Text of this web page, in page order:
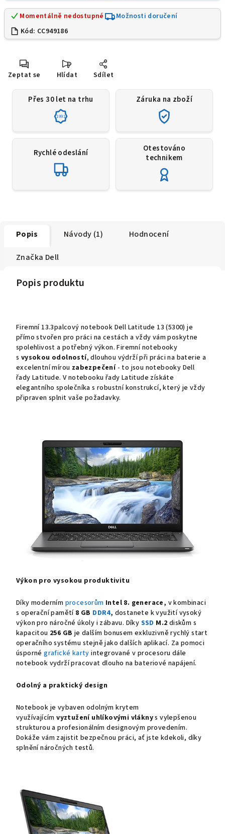
Momentálně nedostupné
Možnosti doručení
Kód: CC949186
Zeptat se Hlídat Sdílet
Přes 30 let na trhu
1991
Záruka na zboží
Rychlé odeslání
Otestováno
technikem
Popis Návody (1) Hodnocení
Značka Dell
Popis produktu
Firemní 13.3palcový notebook Dell Latitude 13 (5300) je
přímo stvořen pro práci na cestách a vždy vám poskytne
spolehlivost a potřebný výkon. Firemní notebooky
s vysokou odolností, dlouhou výdrží při práci na baterie a
excelentní mírou zabezpečení - to jsou notebooky Dell
řady Latitude. V notebooku řady Latitude získáte
elegantního společníka s robustní konstrukcí, který je vždy
připraven splnit vaše požadavky.
Výkon pro vysokou produktivitu
Díky moderním procesorům Intel 8. generace, v kombinaci
s operační pamětí 8 GB DDR4, dostanete k využití vysoký
výkon pro náročné úkoly i zábavu. Díky SSD M.2 diskům s
kapacitou 256 GB je dalším bonusem exkluzivně rychlý start
operačního systému stejně jako dalších aplikací. Za pomoci
úspornégrafické karty integrované v procesoru dále
notebook vydrží pracovat dlouho na bateriové napájení.
Odolný a praktický design
Notebook je vybaven odolným krytem
využívajícím vyztužení uhlíkovými vláknys vylepšenou
strukturou a profesionálním designovým provedením.
Dokáže vám zajistit bezpečnou práci, ať jste kdekoli, díky
splnění náročných testů.